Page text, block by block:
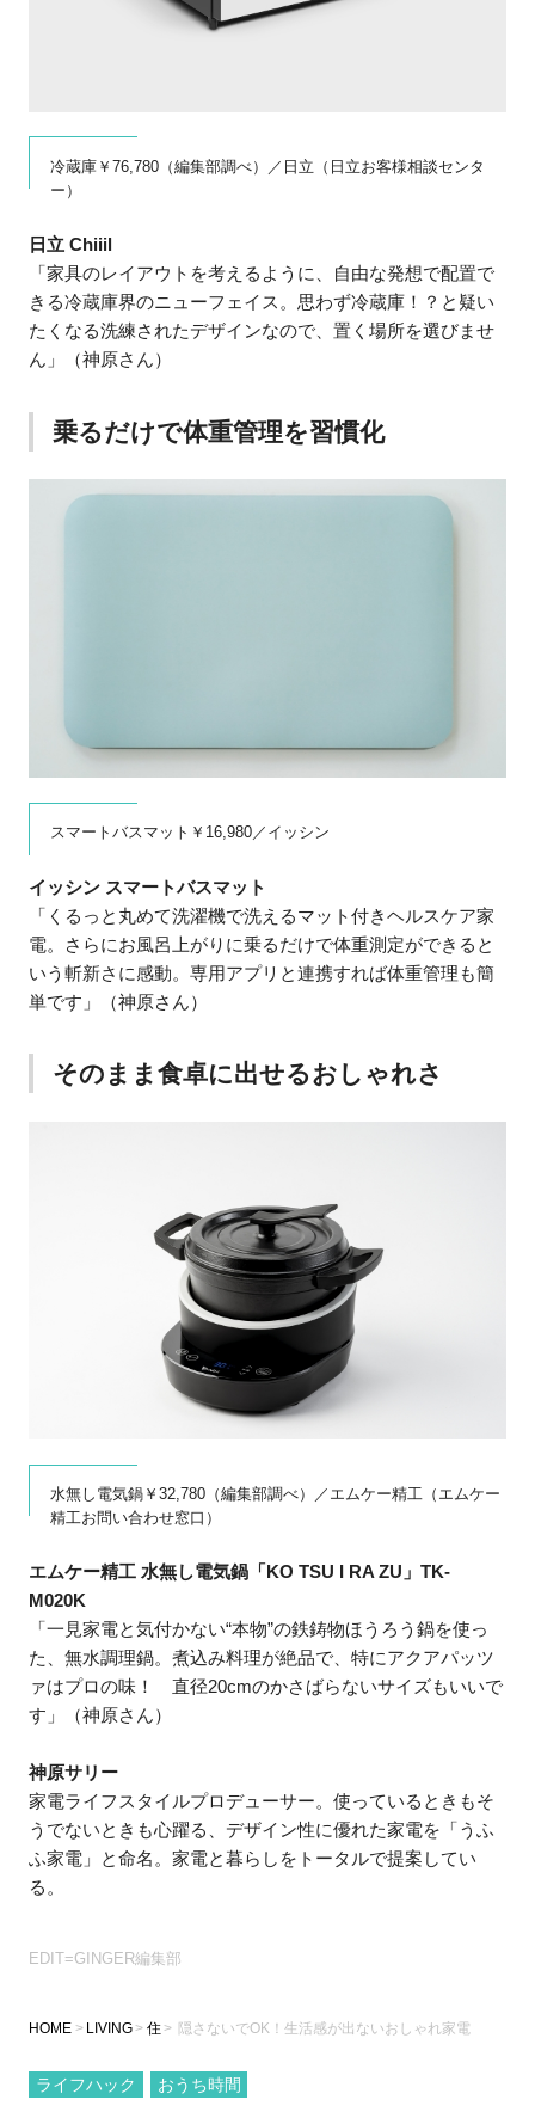
冷蔵庫￥76,780（編集部調べ）／日立（日立お客様相談センタ
ー）
日立 Chiiil
「家具のレイアウトを考えるように、自由な発想で配置で
きる冷蔵庫界のニューフェイス。思わず冷蔵庫！？と疑い
たくなる洗練されたデザインなので、置く場所を選びませ
ん」（神原さん）
乗るだけで体重管理を習慣化
スマートバスマット￥16,980／イッシン
イッシン スマートバスマット
「くるっと丸めて洗濯機で洗えるマット付きヘルスケア家
電。さらにお風呂上がりに乗るだけで体重測定ができると
いう斬新さに感動。専用アプリと連携すれば体重管理も簡
単です」（神原さん）
そのまま食卓に出せるおしゃれさ
水無し電気鍋￥32,780（編集部調べ）／エムケー精工（エムケー
精工お問い合わせ窓口）
エムケー精工 水無し電気鍋「KO TSU I RA ZU」TK-
M020K
「一見家電と気付かない“本物”の鉄鋳物ほうろう鍋を使っ
た、無水調理鍋。煮込み料理が絶品で、特にアクアパッツ
ァはプロの味！ 直径20cmのかさばらないサイズもいいで
す」（神原さん）
神原サリー
家電ライフスタイルプロデューサー。使っているときもそ
うでないときも心躍る、デザイン性に優れた家電を「うふ
ふ家電」と命名。家電と暮らしをトータルで提案してい
る。
EDIT=GINGER編集部
HOME LIVING 住 隠さないでOK！生活感が出ないおしゃれ家電
ライフハック おうち時間